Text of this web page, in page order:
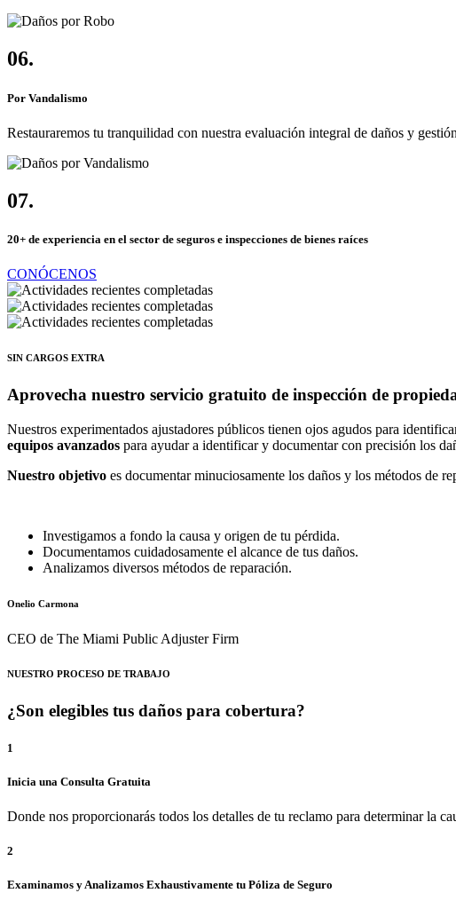
06.
Por Vandalismo
Restauraremos tu tranquilidad con nuestra evaluación integral de daños y
07.
20+ de experiencia en el sector de seguros e inspecciones de bienes raíces
CONÓCENOS
SIN CARGOS EXTRA
Aprovecha nuestro servicio gratuito de inspección de
Nuestros experimentados ajustadores públicos tienen ojos agudos para
equipos avanzados para ayudar a identificar y documentar con precisión los
Nuestro objetivo es documentar minuciosamente los daños y los métodos de
Investigamos a fondo la causa y origen de tu pérdida.
Documentamos cuidadosamente el alcance de tus daños.
Analizamos diversos métodos de reparación.
Onelio Carmona
CEO de The Miami Public Adjuster Firm
NUESTRO PROCESO DE TRABAJO
¿Son elegibles tus daños para cobertura?
1
Inicia una Consulta Gratuita
Donde nos proporcionarás todos los detalles de tu reclamo para determinar la
2
Examinamos y Analizamos Exhaustivamente tu Póliza de Seguro